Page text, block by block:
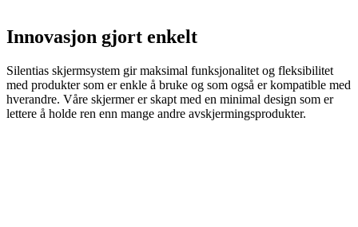
Innovasjon gjort enkelt
Silentias skjermsystem gir maksimal funksjonalitet og fleksibilitet
med produkter som er enkle å bruke og som også er kompatible med
hverandre. Våre skjermer er skapt med en minimal design som er
lettere å holde ren enn mange andre avskjermingsprodukter.